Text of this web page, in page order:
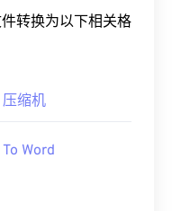
转换为以下相关格
压缩机
Word